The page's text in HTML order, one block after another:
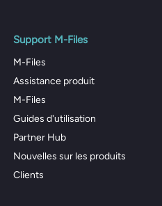
Support M-Files
M-Files
Assistance produit
M-Files
Guides d'utilisation
Partner Hub
Nouvelles sur les produits
Clients